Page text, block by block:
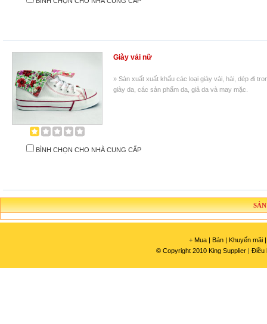
Giày vải nữ
» Sản xuất xuất khẩu các loại giày vải, hài, dép đi
giày da, các sản phẩm da, giả da và may mặc.
BÌNH CHỌN CHO NHÀ CUNG CẤP
+ Mua | Bán | Khuyến mãi |
© Copyright 2010 King Supplier | Điều